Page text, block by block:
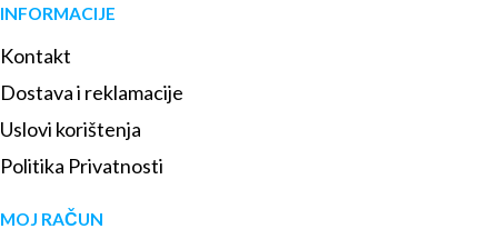
INFORMACIJE
Kontakt
Dostava i reklamacije
Uslovi korištenja
Politika Privatnosti
MOJ RAČUN